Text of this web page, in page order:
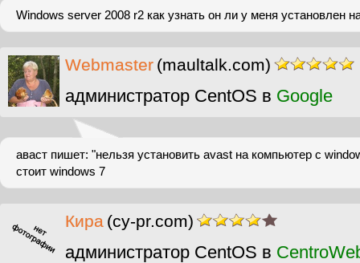
Windows server 2008 r2 как узнать он ли у меня установлен
Webmaster (maultalk.com)
администратор CentOS в Google
аваст пишет: "нельзя установить avast на компьютер с
стоит windows 7
Кира (cy-pr.com)
администратор CentOS в